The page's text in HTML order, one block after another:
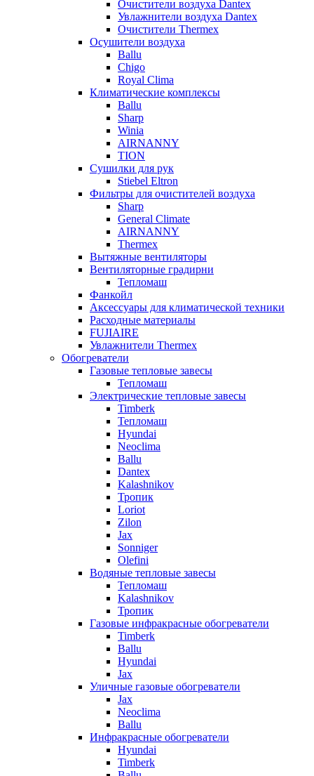
Очистители воздуха Dantex
Увлажнители воздуха Dantex
Очистители Thermex
Осушители воздуха
Ballu
Chigo
Royal Clima
Климатические комплексы
Ballu
Sharp
Winia
AIRNANNY
TION
Сушилки для рук
Stiebel Eltron
Фильтры для очистителей воздуха
Sharp
General Climate
AIRNANNY
Thermex
Вытяжные вентиляторы
Вентиляторные градирни
Тепломаш
Фанкойл
Аксессуары для климатической техники
Расходные материалы
FUJIAIRE
Увлажнители Thermex
Обогреватели
Газовые тепловые завесы
Тепломаш
Электрические тепловые завесы
Timberk
Тепломаш
Hyundai
Neoclima
Ballu
Dantex
Kalashnikov
Тропик
Loriot
Zilon
Jax
Sonniger
Olefini
Водяные тепловые завесы
Тепломаш
Kalashnikov
Тропик
Газовые инфракрасные обогреватели
Timberk
Ballu
Hyundai
Jax
Уличные газовые обогреватели
Jax
Neoclima
Ballu
Инфракрасные обогреватели
Hyundai
Timberk